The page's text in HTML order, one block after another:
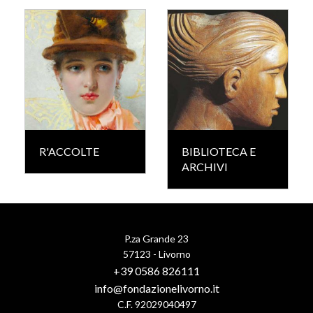
R'ACCOLTE
BIBLIOTECA E
ARCHIVI
P.za Grande 23
57123 - Livorno
+39 0586 826111
info@fondazionelivorno.it
C.F. 92029040497